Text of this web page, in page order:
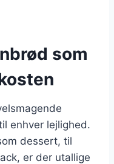
som
enhver lejlighed.
dessert, til
er der utallige